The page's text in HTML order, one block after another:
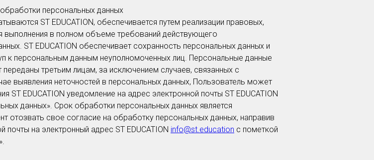
персональных данных
ST EDUCATION, обеспечивается путем реализации правовых,
выполнения в полном объеме требований действующего
ST EDUCATION обеспечивает сохранность персональных данных и
персональным данным неуполномоченных лиц. Персональные данные
переданы третьим лицам, за исключением случаев, связанных с
выявления неточностей в персональных данных, Пользователь может
ST EDUCATION уведомление на адрес электронной почты ST EDUCATION
данных». Срок обработки персональных данных является
свое согласие на обработку персональных данных, направив
почты на электронный адрес ST EDUCATION info@st.education с пометкой